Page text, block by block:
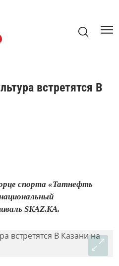
встретятся В
спорта «Татнефть
SKAZ.KA.